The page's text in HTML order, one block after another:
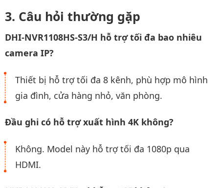
Câu hỏi thường gặp
DHI-NVR1108HS-S3/H hỗ trợ tối đa bao nhiêu
camera IP?
Thiết bị hỗ trợ tối đa 8 kênh, phù hợp mô hình
gia đình, cửa hàng nhỏ, văn phòng.
Đầu ghi có hỗ trợ xuất hình 4K không?
Không. Model này hỗ trợ tối đa 1080p qua
HDMI.